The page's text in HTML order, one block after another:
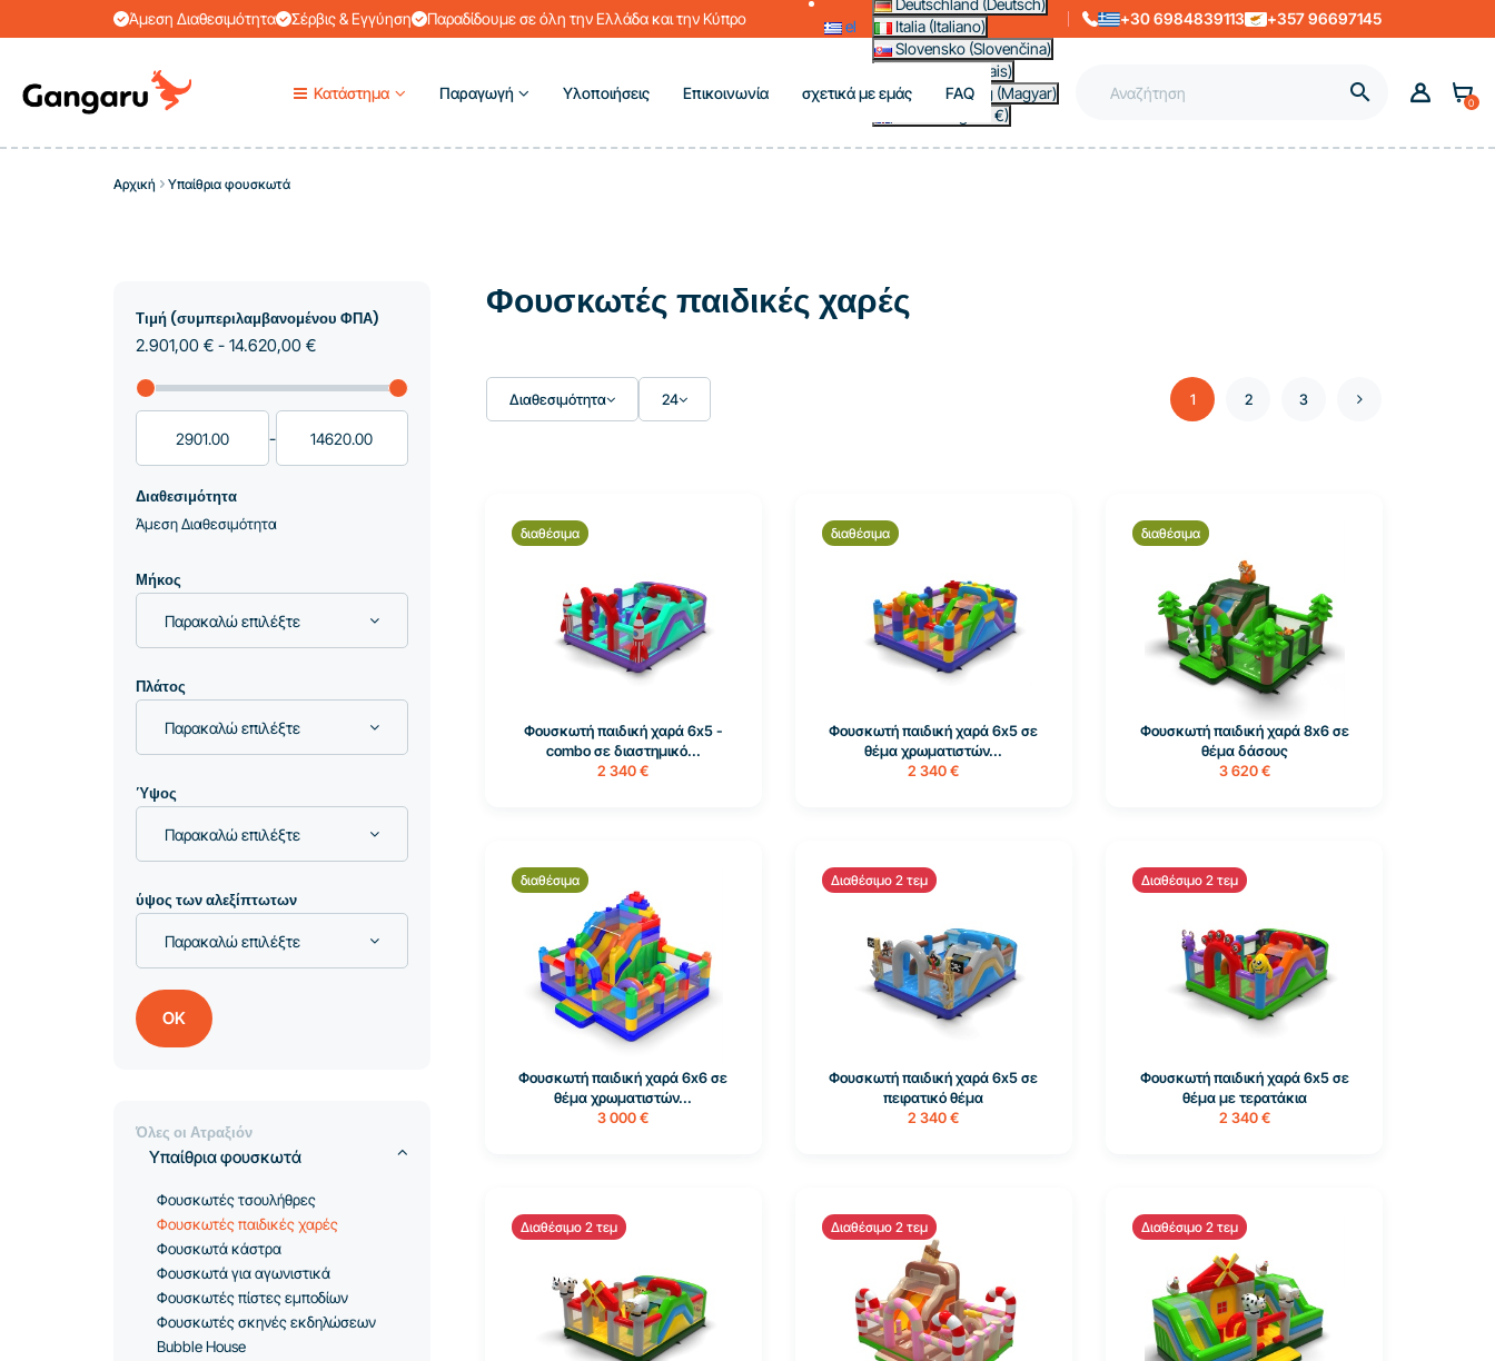
Άμεση Διαθεσιμότητα Σέρβις & Εγγύηση Παραδίδουμε σε όλη την Ελλάδα και την Κύπρο el
Deutschland (Deutsch)
Italia (Italiano)
Slovensko (Slovenčina)
France (Français)
Magyarország (Magyar)
Other (English €)
+30 6984839113 +357 96697145
Κατάστημα Παραγωγή Υλοποιήσεις Επικοινωνία σχετικά με εμάς FAQ  0
Αρχική Υπαίθρια φουσκωτά
Φουσκωτές παιδικές χαρές
Διαθεσιμότητα 24 1 2 3
διαθέσιμα
Φουσκωτή παιδική χαρά 6x5 -
combo σε διαστημικό...
2 340 €
διαθέσιμα
Φουσκωτή παιδική χαρά 6x5 σε
θέμα χρωματιστών...
2 340 €
διαθέσιμα
Φουσκωτή παιδική χαρά 8x6 σε
θέμα δάσους
3 620 €
διαθέσιμα
Φουσκωτή παιδική χαρά 6x6 σε
θέμα χρωματιστών...
3 000 €
Διαθέσιμο 2 τεμ
Φουσκωτή παιδική χαρά 6x5 σε
πειρατικό θέμα
2 340 €
Διαθέσιμο 2 τεμ
Φουσκωτή παιδική χαρά 6x5 σε
θέμα με τερατάκια
2 340 €
Διαθέσιμο 2 τεμ Διαθέσιμο 2 τεμ Διαθέσιμο 2 τεμ
Τιμή (συμπεριλαμβανομένου ΦΠΑ)
2.901,00 € - 14.620,00 €
-
Διαθεσιμότητα
Άμεση Διαθεσιμότητα
Μήκος
Παρακαλώ επιλέξτε
Πλάτος
Παρακαλώ επιλέξτε
Ύψος
Παρακαλώ επιλέξτε
ύψος των αλεξίπτωτων
Παρακαλώ επιλέξτε
ΟΚ
Όλες οι Ατραξιόν
Υπαίθρια φουσκωτά
Φουσκωτές τσουλήθρες
Φουσκωτές παιδικές χαρές
Φουσκωτά κάστρα
Φουσκωτά για αγωνιστικά
Φουσκωτές πίστες εμποδίων
Φουσκωτές σκηνές εκδηλώσεων
Bubble House